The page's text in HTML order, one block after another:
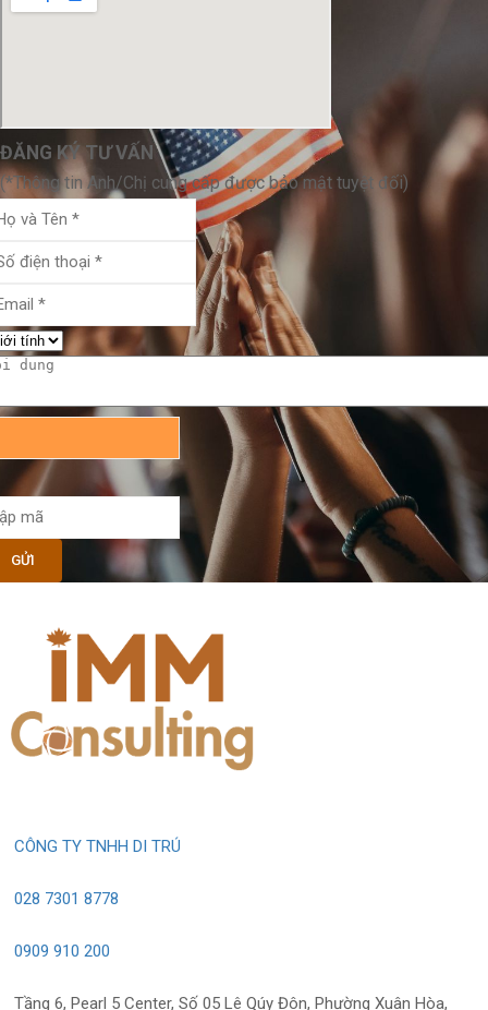
ĐĂNG KÝ TƯ VẤN
(*Thông tin Anh/Chị cung cấp được bảo mật tuyệt đối)
CÔNG TY TNHH DI TRÚ
028 7301 8778
0909 910 200
Tầng 6, Pearl 5 Center, Số 05 Lê Qúy Đôn, Phường Xuân Hòa,